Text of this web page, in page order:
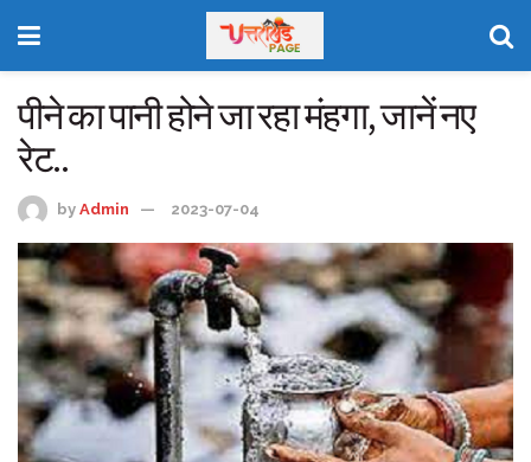
पीने का पानी होने जा रहा मंहगा, जानें नए
रेट..
by Admin 2023-07-04